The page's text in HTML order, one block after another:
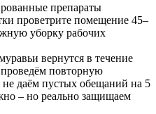
препараты
проветрите помещение 45–
уборку рабочих
вернутся в течение
повторную
даём пустых обещаний на 5
– но реально защищаем